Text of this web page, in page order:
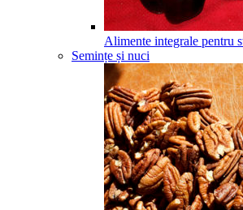
Alimente integrale pentru
Semințe și nuci